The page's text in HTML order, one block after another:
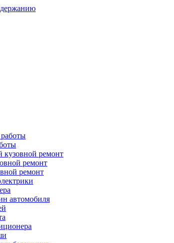
кузовной ремонт
ремонт
ремонт
автомобиля